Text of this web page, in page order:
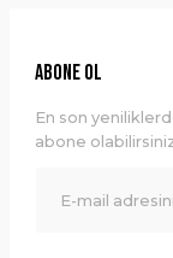
Ürün resmi
Ürün
Bu ürüne
ABONE OL
En son
abone